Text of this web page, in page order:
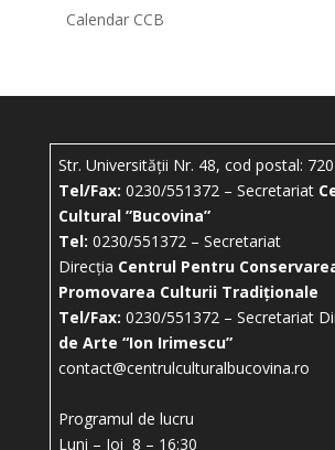
Calendar CCB
Str. Universității Nr. 48, cod postal:
Tel/Fax: 0230/551372 – Secretariat
Cultural ”Bucovina”
Tel: 0230/551372 – Secretariat
Direcția Centrul Pentru
Promovarea Culturii Tradiționale
Tel/Fax: 0230/551372 – Secretariat
de Arte “Ion Irimescu”
contact@centrulculturalbucovina.ro
Programul de lucru
Luni – Joi 8 – 16:30